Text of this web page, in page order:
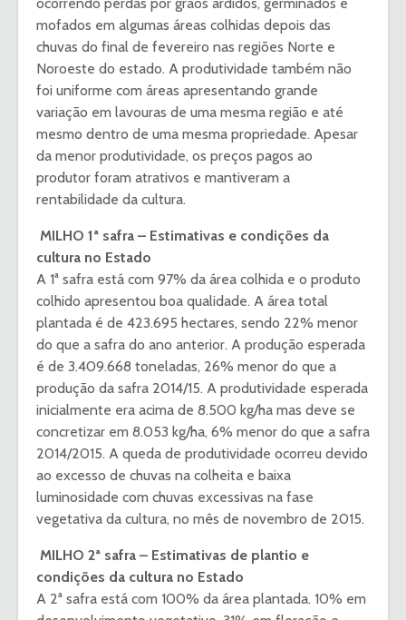
mofados em algumas áreas colhidas depois das
chuvas do final de fevereiro nas regiões Norte e
Noroeste do estado. A produtividade também não
foi uniforme com áreas apresentando grande
variação em lavouras de uma mesma região e até
mesmo dentro de uma mesma propriedade. Apesar
da menor produtividade, os preços pagos ao
produtor foram atrativos e mantiveram a
rentabilidade da cultura.
MILHO 1ª safra – Estimativas e condições da
cultura no Estado
A 1ª safra está com 97% da área colhida e o produto
colhido apresentou boa qualidade. A área total
plantada é de 423.695 hectares, sendo 22% menor
do que a safra do ano anterior. A produção esperada
é de 3.409.668 toneladas, 26% menor do que a
produção da safra 2014/15. A produtividade esperada
inicialmente era acima de 8.500 kg/ha mas deve se
concretizar em 8.053 kg/ha, 6% menor do que a safra
2014/2015. A queda de produtividade ocorreu devido
ao excesso de chuvas na colheita e baixa
luminosidade com chuvas excessivas na fase
vegetativa da cultura, no mês de novembro de 2015.
MILHO 2ª safra – Estimativas de plantio e
condições da cultura no Estado
A 2ª safra está com 100% da área plantada. 10% em